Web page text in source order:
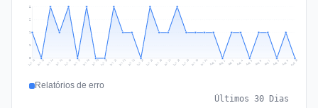
1
1
2
2
Jul 12 Jul 13 Jul 14 Jul 15 Jul 16 Jul 17 Jul 18 Jul 19 Jul 20 Jul 21 Jul 22 Jul 23 Jul 24 Jul 25 Jul 26 Jul 27 Jul 28 Jul 29 Jul 30 Jul 31 Aug 1 Aug 2 Aug 3 Aug 4 Aug 5 Aug 6 Aug 7 Aug 8 Aug 9 Aug 10
Relatórios de erro
Últimos 30 Dias